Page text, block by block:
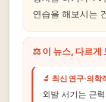
연습을 해보시는
⚖️ 이 뉴스, 다르게
🔬 최신 연구·의학
외발 서기는 근